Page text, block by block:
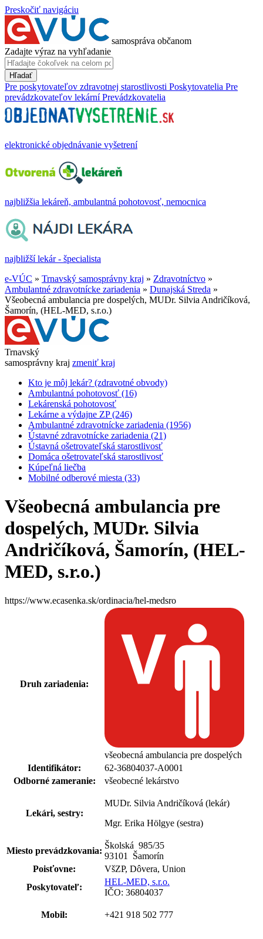
Preskočiť navigáciu
samospráva občanom
Zadajte výraz na vyhľadanie
Hľadať
Pre poskytovateľov zdravotnej starostlivosti Poskytovatelia Pre
prevádzkovateľov lekární Prevádzkovatelia
elektronické objednávanie vyšetrení
najbližšia lekáreň, ambulantná pohotovosť, nemocnica
najbližší lekár - špecialista
e-VÚC » Trnavský samosprávny kraj » Zdravotníctvo »
Ambulantné zdravotnícke zariadenia » Dunajská Streda »
Všeobecná ambulancia pre dospelých, MUDr. Silvia Andričíková,
Šamorín, (HEL-MED, s.r.o.)
Trnavský
samosprávny kraj zmeniť kraj
Kto je môj lekár? (zdravotné obvody)
Ambulantná pohotovosť (16)
Lekárenská pohotovosť
Lekárne a výdajne ZP (246)
Ambulantné zdravotnícke zariadenia (1956)
Ústavné zdravotnícke zariadenia (21)
Ústavná ošetrovateľská starostlivosť
Domáca ošetrovateľská starostlivosť
Kúpeľná liečba
Mobilné odberové miesta (33)
Všeobecná ambulancia pre
dospelých, MUDr. Silvia
Andričíková, Šamorín, (HEL-
MED, s.r.o.)
https://www.ecasenka.sk/ordinacia/hel-medsro
Druh zariadenia:
všeobecná ambulancia pre dospelých
Identifikátor:
62-36804037-A0001
Odborné zameranie:
všeobecné lekárstvo
Lekári, sestry:
MUDr. Silvia Andričíková (lekár)
Mgr. Erika Hölgye (sestra)
Miesto prevádzkovania:
Školská 985/35
93101 Šamorín
Poisťovne:
VšZP, Dôvera, Union
Poskytovateľ:
HEL-MED, s.r.o.
IČO: 36804037
Mobil: +421 918 502 777